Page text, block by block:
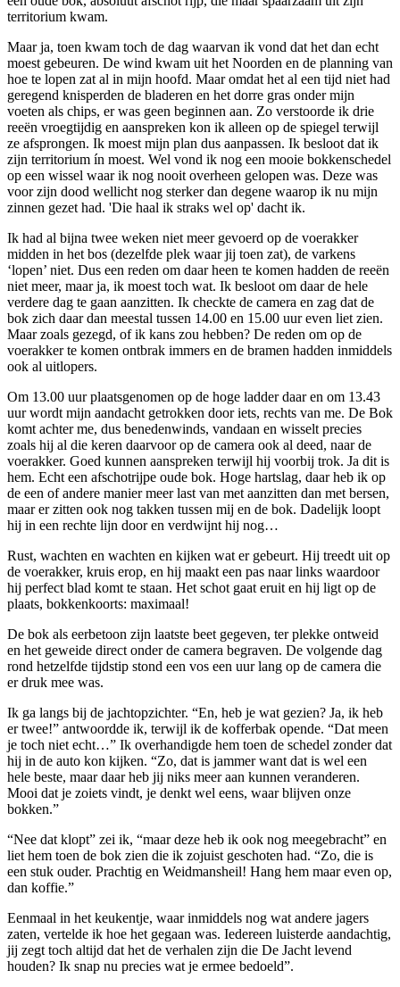
territorium kwam.
Maar ja, toen kwam toch de dag waarvan ik vond dat het dan echt
moest gebeuren. De wind kwam uit het Noorden en de planning van
hoe te lopen zat al in mijn hoofd. Maar omdat het al een tijd niet had
geregend knisperden de bladeren en het dorre gras onder mijn
voeten als chips, er was geen beginnen aan. Zo verstoorde ik drie
reeën vroegtijdig en aanspreken kon ik alleen op de spiegel terwijl
ze afsprongen. Ik moest mijn plan dus aanpassen. Ik besloot dat ik
zijn territorium ín moest. Wel vond ik nog een mooie bokkenschedel
op een wissel waar ik nog nooit overheen gelopen was. Deze was
voor zijn dood wellicht nog sterker dan degene waarop ik nu mijn
zinnen gezet had. 'Die haal ik straks wel op' dacht ik.
Ik had al bijna twee weken niet meer gevoerd op de voerakker
midden in het bos (dezelfde plek waar jij toen zat), de varkens
‘lopen’ niet. Dus een reden om daar heen te komen hadden de reeën
niet meer, maar ja, ik moest toch wat. Ik besloot om daar de hele
verdere dag te gaan aanzitten. Ik checkte de camera en zag dat de
bok zich daar dan meestal tussen 14.00 en 15.00 uur even liet zien.
Maar zoals gezegd, of ik kans zou hebben? De reden om op de
voerakker te komen ontbrak immers en de bramen hadden inmiddels
ook al uitlopers.
Om 13.00 uur plaatsgenomen op de hoge ladder daar en om 13.43
uur wordt mijn aandacht getrokken door iets, rechts van me. De Bok
komt achter me, dus benedenwinds, vandaan en wisselt precies
zoals hij al die keren daarvoor op de camera ook al deed, naar de
voerakker. Goed kunnen aanspreken terwijl hij voorbij trok. Ja dit is
hem. Echt een afschotrijpe oude bok. Hoge hartslag, daar heb ik op
de een of andere manier meer last van met aanzitten dan met bersen,
maar er zitten ook nog takken tussen mij en de bok. Dadelijk loopt
hij in een rechte lijn door en verdwijnt hij nog…
Rust, wachten en wachten en kijken wat er gebeurt. Hij treedt uit op
de voerakker, kruis erop, en hij maakt een pas naar links waardoor
hij perfect blad komt te staan. Het schot gaat eruit en hij ligt op de
plaats, bokkenkoorts: maximaal!
De bok als eerbetoon zijn laatste beet gegeven, ter plekke ontweid
en het geweide direct onder de camera begraven. De volgende dag
rond hetzelfde tijdstip stond een vos een uur lang op de camera die
er druk mee was.
Ik ga langs bij de jachtopzichter. “En, heb je wat gezien? Ja, ik heb
er twee!” antwoordde ik, terwijl ik de kofferbak opende. “Dat meen
je toch niet echt…” Ik overhandigde hem toen de schedel zonder dat
hij in de auto kon kijken. “Zo, dat is jammer want dat is wel een
hele beste, maar daar heb jij niks meer aan kunnen veranderen.
Mooi dat je zoiets vindt, je denkt wel eens, waar blijven onze
bokken.”
“Nee dat klopt” zei ik, “maar deze heb ik ook nog meegebracht” en
liet hem toen de bok zien die ik zojuist geschoten had. “Zo, die is
een stuk ouder. Prachtig en Weidmansheil! Hang hem maar even op,
dan koffie.”
Eenmaal in het keukentje, waar inmiddels nog wat andere jagers
zaten, vertelde ik hoe het gegaan was. Iedereen luisterde aandachtig,
jij zegt toch altijd dat het de verhalen zijn die De Jacht levend
houden? Ik snap nu precies wat je ermee bedoeld”.